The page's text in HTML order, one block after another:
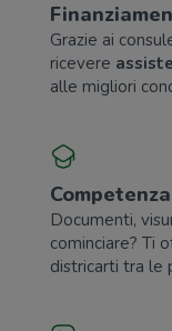
Grazie ai
ricevere
alle migliori
Competenza
Documenti,
cominciare? Ti
districarti tra le